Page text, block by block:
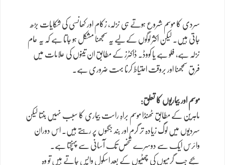
سردی کا موسم شروع ہوتے ہی نزلہ، زکام اور کھانسی کی شکایات بڑھ
جاتی ہیں۔ لیکن اکثر لوگوں کے لیے یہ سمجھنا مشکل ہو جاتا ہے کہ یہ عام
نزلہ ہے، فلو ہے یا کووڈ۔ ڈاکٹرز کے مطابق ان تینوں کی علامات میں
فرق سمجھنا اور بروقت احتیاط کرنا بہت ضروری ہے۔
موسم اور بیماریوں کا تعلق:
ماہرین کے مطابق ٹھنڈا موسم براہِ راست بیماری کا سبب نہیں بنتا لیکن
سردیوں میں لوگ زیادہ تر گرم اور بند جگہوں پر رہتے ہیں۔ اس دوران
وائرس ایک سے دوسرے شخص تک آسانی سے پہنچتا ہے۔
بچے جب گرمیوں کی چھٹیوں کے بعد اسکول واپس جاتے ہیں تو وہ